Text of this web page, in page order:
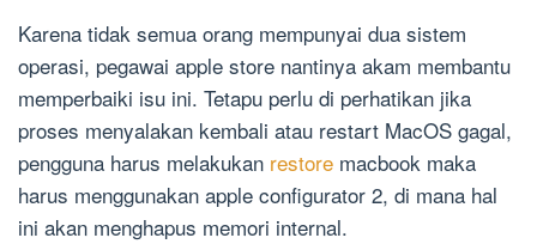
Karena tidak semua orang mempunyai dua sistem
operasi, pegawai apple store nantinya akam membantu
memperbaiki isu ini. Tetapu perlu di perhatikan jika
proses menyalakan kembali atau restart MacOS gagal,
pengguna harus melakukan restore macbook maka
harus menggunakan apple configurator 2, di mana hal
ini akan menghapus memori internal.